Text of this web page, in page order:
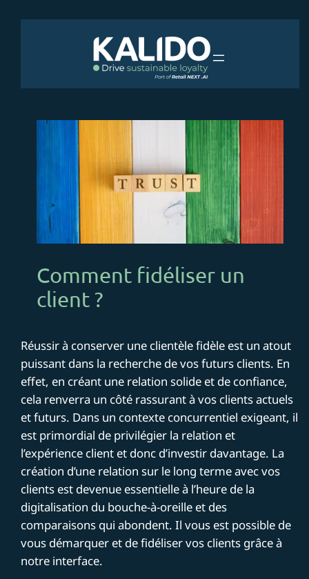
Comment fidéliser un
client ?
Réussir à conserver une clientèle fidèle est un atout
puissant dans la recherche de vos futurs clients. En
effet, en créant une relation solide et de confiance,
cela renverra un côté rassurant à vos clients actuels
et futurs. Dans un contexte concurrentiel exigeant, il
est primordial de privilégier la relation et
l’expérience client et donc d’investir davantage. La
création d’une relation sur le long terme avec vos
clients est devenue essentielle à l’heure de la
digitalisation du bouche-à-oreille et des
comparaisons qui abondent. Il vous est possible de
vous démarquer et de fidéliser vos clients grâce à
notre interface.